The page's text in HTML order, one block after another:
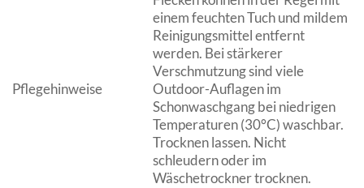
Pflegehinweise
einem feuchten Tuch und mildem
Reinigungsmittel entfernt
werden. Bei stärkerer
Verschmutzung sind viele
Outdoor-Auflagen im
Schonwaschgang bei niedrigen
Temperaturen (30°C) waschbar.
Trocknen lassen. Nicht
schleudern oder im
Wäschetrockner trocknen.